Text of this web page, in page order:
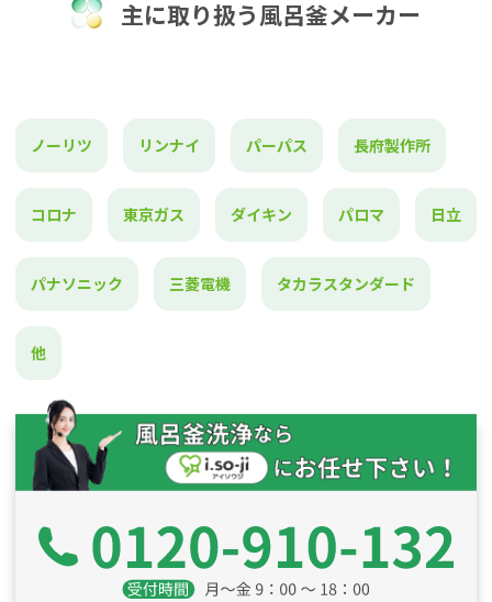
主に取り扱う風呂釜メーカー
ノーリツ リンナイ パーパス 長府製作所
コロナ 東京ガス ダイキン パロマ 日立
パナソニック 三菱電機 タカラスタンダード
他